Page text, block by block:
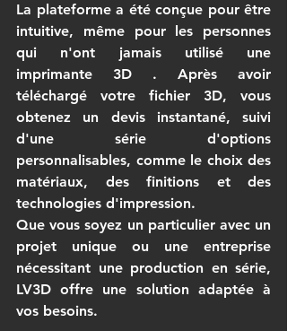
La plateforme a été conçue pour être
intuitive, même pour les personnes
imprimante 3D . Après avoir
téléchargé votre fichier 3D, vous
obtenez un devis instantané, suivi
d'une série d'options
personnalisables, comme le choix des
matériaux, des finitions et des
technologies d'impression.
Que vous soyez un particulier avec un
projet unique ou une entreprise
LV3D offre une solution adaptée à
vos besoins.